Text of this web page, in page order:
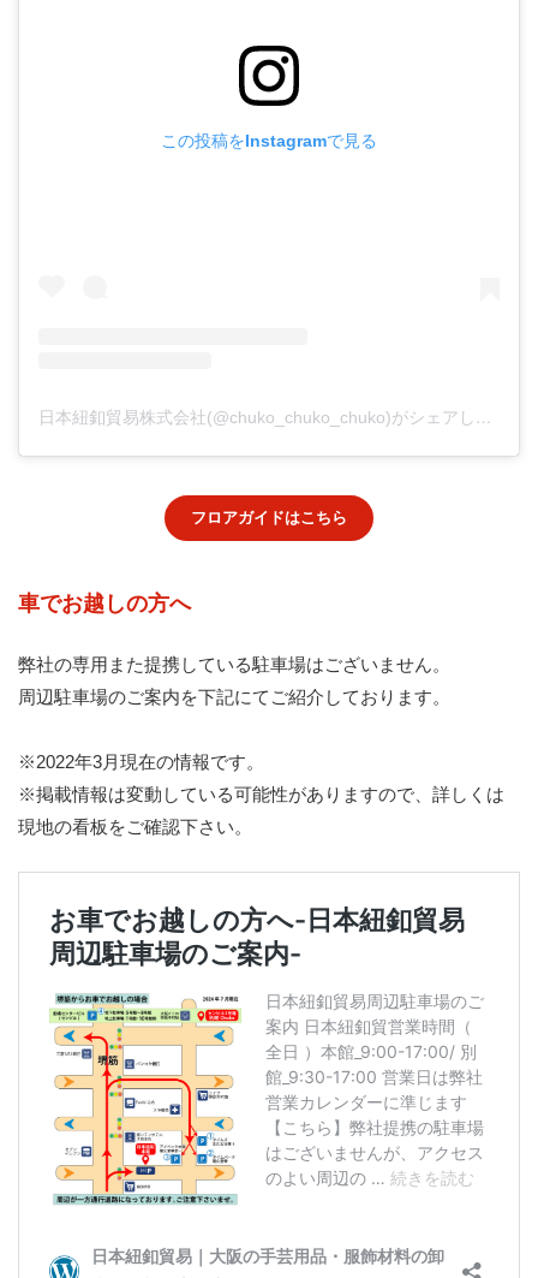
この投稿をInstagramで見る
日本紐釦貿易株式会社(@chuko_chuko_chuko)がシェアした投稿
フロアガイドはこちら
車でお越しの方へ
弊社の専用また提携している駐車場はございません。
周辺駐車場のご案内を下記にてご紹介しております。
※2022年3月現在の情報です。
※掲載情報は変動している可能性がありますので、詳しくは
現地の看板をご確認下さい。